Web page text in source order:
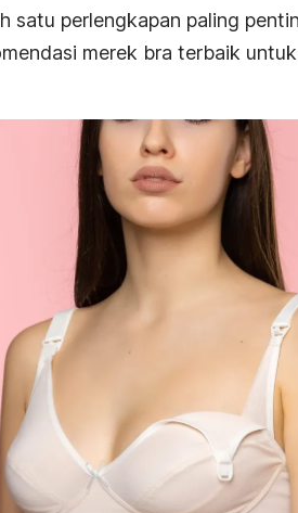
satu perlengkapan paling
merek bra terbaik